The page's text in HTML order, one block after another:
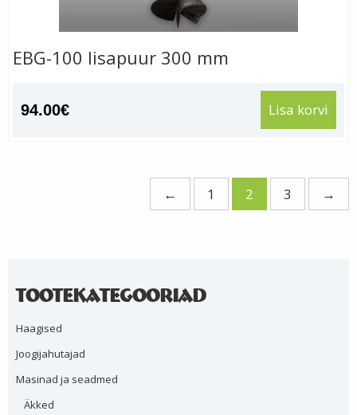
Tootekategooriad
Haagised
Joogijahutajad
Masinad ja seadmed
Äkked
EBG-100 lisapuur 300 mm
94.00€ Lisa korvi
← 1 2 3 →